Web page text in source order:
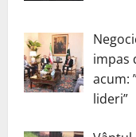
impas
acum:
lideri”